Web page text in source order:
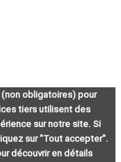
obligatoires) pour
tiers utilisent des
sur notre site. Si
sur "Tout accepter".
découvrir en détails